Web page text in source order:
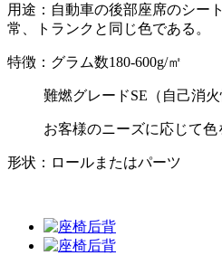
用途：自動車の後部座席のシー
常、トランクと同じ色である。
特徴：グラム数180-600g/㎡
難燃グレードSE（自己消火
お客様のニーズに応じて色
形状：ロールまたはパーツ